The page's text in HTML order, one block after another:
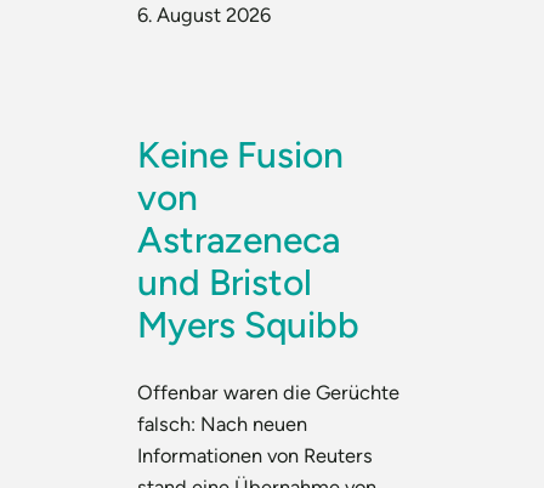
6. August 2026
Keine Fusion
von
Astrazeneca
und Bristol
Myers Squibb
Offenbar waren die Gerüchte
falsch: Nach neuen
Informationen von Reuters